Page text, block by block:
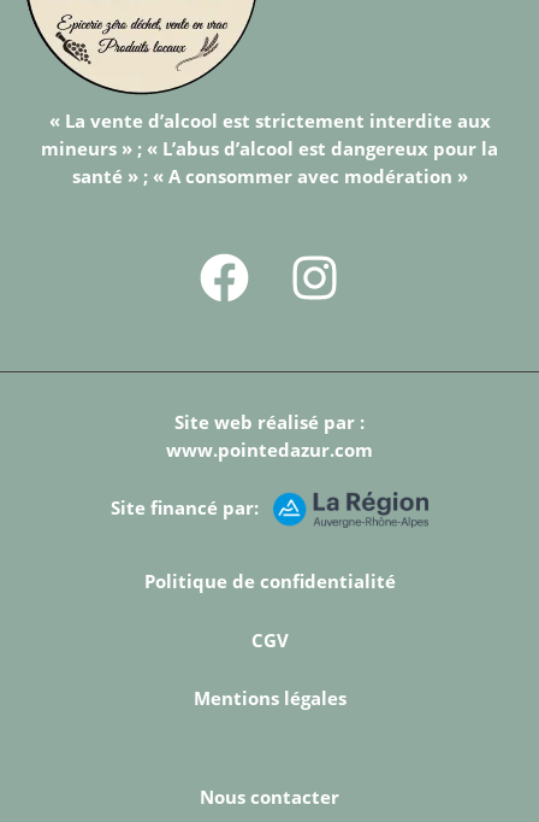
« La vente d’alcool est strictement interdite aux
mineurs » ; « L’abus d’alcool est dangereux pour la
santé » ; « A consommer avec modération »
Site web réalisé par :
www.pointedazur.com
Site financé par:
Politique de confidentialité
CGV
Mentions légales
Nous contacter